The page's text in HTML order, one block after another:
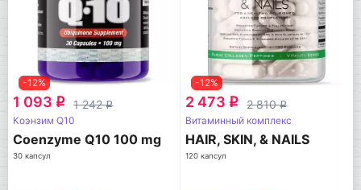
-12%
1 093 q 1 242q
Коэнзим Q10
Coenzyme Q10 100 mg
30 капсул
-12%
2 473 q 2 810q
Витаминный комплекс
HAIR, SKIN, & NAILS
120 капсул